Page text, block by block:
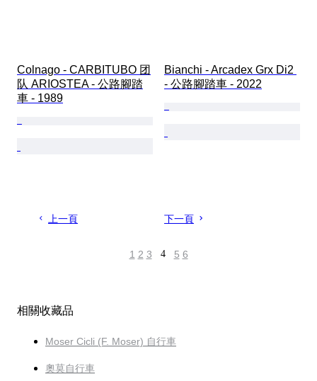
Colnago - CARBITUBO 团
队 ARIOSTEA - 公路腳踏
車 - 1989
Bianchi - Arcadex Grx Di2
- 公路腳踏車 - 2022
上一頁 下一頁
1 2 3 4 5 6
相關收藏品
Moser Cicli (F. Moser) 自行車
奧莫自行車